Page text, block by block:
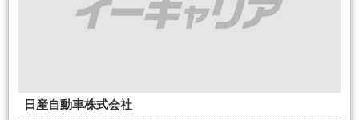
日産自動車株式会社